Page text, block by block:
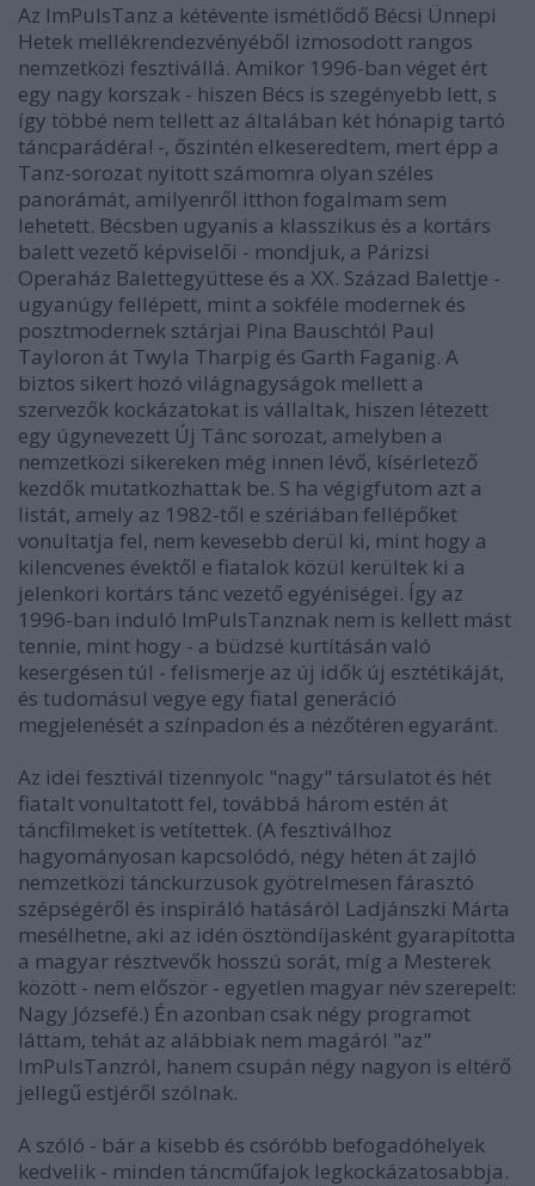
Az ImPulsTanz a kétévente ismétlődő Bécsi Ünnepi
Hetek mellékrendezvényéből izmosodott rangos
nemzetközi fesztivállá. Amikor 1996-ban véget ért
egy nagy korszak - hiszen Bécs is szegényebb lett, s
így többé nem tellett az általában két hónapig tartó
táncparádéra! -, őszintén elkeseredtem, mert épp a
Tanz-sorozat nyitott számomra olyan széles
panorámát, amilyenről itthon fogalmam sem
lehetett. Bécsben ugyanis a klasszikus és a kortárs
balett vezető képviselői - mondjuk, a Párizsi
Operaház Balettegyüttese és a XX. Század Balettje -
ugyanúgy fellépett, mint a sokféle modernek és
posztmodernek sztárjai Pina Bauschtól Paul
Tayloron át Twyla Tharpig és Garth Faganig. A
biztos sikert hozó világnagyságok mellett a
szervezők kockázatokat is vállaltak, hiszen létezett
egy úgynevezett Új Tánc sorozat, amelyben a
nemzetközi sikereken még innen lévő, kísérletező
kezdők mutatkozhattak be. S ha végigfutom azt a
listát, amely az 1982-től e szériában fellépőket
vonultatja fel, nem kevesebb derül ki, mint hogy a
kilencvenes évektől e fiatalok közül kerültek ki a
jelenkori kortárs tánc vezető egyéniségei. Így az
1996-ban induló ImPulsTanznak nem is kellett mást
tennie, mint hogy - a büdzsé kurtításán való
kesergésen túl - felismerje az új idők új esztétikáját,
és tudomásul vegye egy fiatal generáció
megjelenését a színpadon és a nézőtéren egyaránt.
Az idei fesztivál tizennyolc "nagy" társulatot és hét
fiatalt vonultatott fel, továbbá három estén át
táncfilmeket is vetítettek. (A fesztiválhoz
hagyományosan kapcsolódó, négy héten át zajló
nemzetközi tánckurzusok gyötrelmesen fárasztó
szépségéről és inspiráló hatásáról Ladjánszki Márta
mesélhetne, aki az idén ösztöndíjasként gyarapította
a magyar résztvevők hosszú sorát, míg a Mesterek
között - nem először - egyetlen magyar név szerepelt:
Nagy Józsefé.) Én azonban csak négy programot
láttam, tehát az alábbiak nem magáról "az"
ImPulsTanzról, hanem csupán négy nagyon is eltérő
jellegű estjéről szólnak.
A szóló - bár a kisebb és csóróbb befogadóhelyek
kedvelik - minden táncműfajok legkockázatosabbja.